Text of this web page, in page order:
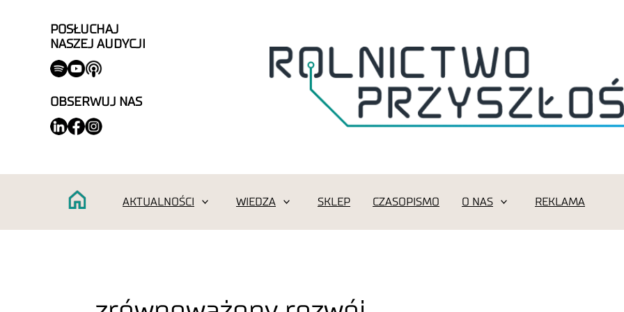
POSŁUCHAJ
NASZEJ AUDYCJI
OBSERWUJ NAS
AKTUALNOŚCI WIEDZA SKLEP CZASOPISMO O NAS REKLAMA